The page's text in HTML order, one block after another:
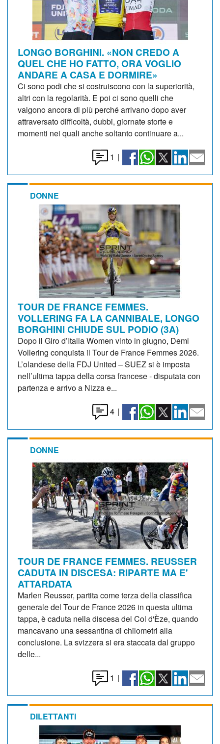
LONGO BORGHINI. «NON CREDO A
QUEL CHE HO FATTO, ORA VOGLIO
ANDARE A CASA E DORMIRE»
Ci sono podi che si costruiscono con la superiorità,
altri con la regolarità. E poi ci sono quelli che
valgono ancora di più perché arrivano dopo aver
attraversato difficoltà, dubbi, giornate storte e
momenti nei quali anche soltanto continuare a...
1 |
DONNE
TOUR DE FRANCE FEMMES.
VOLLERING FA LA CANNIBALE, LONGO
BORGHINI CHIUDE SUL PODIO (3A)
Dopo il Giro d’Italia Women vinto in giugno, Demi
Vollering conquista il Tour de France Femmes 2026.
L’olandese della FDJ United – SUEZ si è imposta
nell’ultima tappa della corsa francese - disputata con
partenza e arrivo a Nizza e...
4 |
DONNE
TOUR DE FRANCE FEMMES. REUSSER
CADUTA IN DISCESA: RIPARTE MA E'
ATTARDATA
Marlen Reusser, partita come terza della classifica
generale del Tour de France 2026 in questa ultima
tappa, è caduta nella discesa del Col d'Èze, quando
mancavano una sessantina di chilometri alla
conclusione. La svizzera si era staccata dal gruppo
delle...
1 |
DILETTANTI